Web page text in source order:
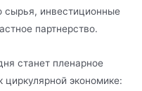
сырья, инвестиционные
партнерство.
станет пленарное
экономике: